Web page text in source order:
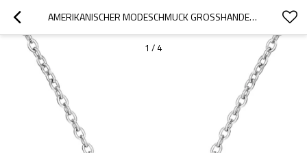
AMERIKANISCHER MODESCHMUCK GROSSHANDEL | GEOMETRY LOVE HEART CHUNKY ANHÄNGER HALSKETTE | 18 KARAT GELB-WEISSGOLD RHODINIERTER MESSINGSCHMUCK GROSSHÄNDLER
1 / 4